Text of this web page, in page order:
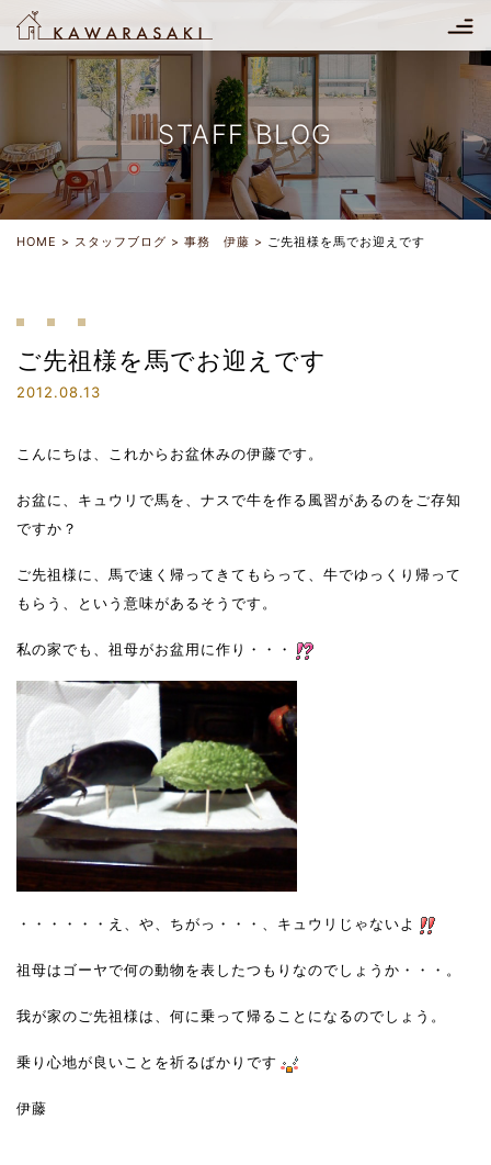
STAFF BLOG
HOME スタッフブログ 事務 伊藤 ご先祖様を馬でお迎えです
ご先祖様を馬でお迎えです
2012.08.13
こんにちは、これからお盆休みの伊藤です。
お盆に、キュウリで馬を、ナスで牛を作る風習があるのをご存知
ですか？
ご先祖様に、馬で速く帰ってきてもらって、牛でゆっくり帰って
もらう、という意味があるそうです。
私の家でも、祖母がお盆用に作り・・・
・・・・・・え、や、ちがっ・・・、キュウリじゃないよ
祖母はゴーヤで何の動物を表したつもりなのでしょうか・・・。
我が家のご先祖様は、何に乗って帰ることになるのでしょう。
乗り心地が良いことを祈るばかりです
伊藤